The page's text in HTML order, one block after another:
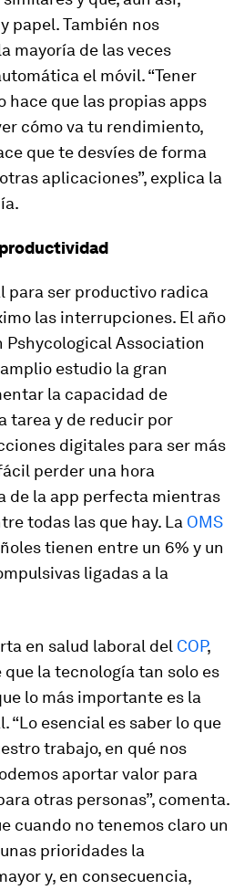
papel. También nos
mayoría de las veces
el móvil. “Tener
hace que las propias apps
cómo va tu rendimiento,
que te desvíes de forma
aplicaciones”, explica la
para ser productivo radica
las interrupciones. El año
Pshycological Association
estudio la gran
la capacidad de
tarea y de reducir por
digitales para ser más
perder una hora
de la app perfecta mientras
todas las que hay. La OMS
tienen entre un 6% y un
ligadas a la
en salud laboral del COP,
la tecnología tan solo es
lo más importante es la
“Lo esencial es saber lo que
trabajo, en qué nos
aportar valor para
otras personas”, comenta.
cuando no tenemos claro un
prioridades la
y, en consecuencia,